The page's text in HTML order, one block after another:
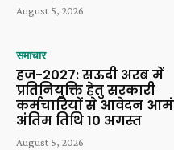
August 5, 2026
समाचार
हज-2027: सऊदी अरब में
प्रतिनियुक्ति हेतु सरकारी
कर्मचारियों से आवेदन
अंतिम तिथि 10 अगस्त
August 5, 2026